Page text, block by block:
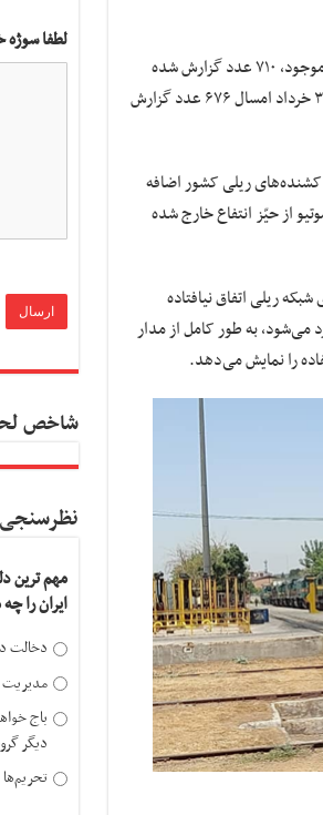
مطابق با آمار، در تاریخ ۳۱ خردادماه ۱۳۹۸، تعداد لوکوموتیوهای در حال بهره برداری موجود، ۷۱۰ عدد گزارش شده
بود. این در حالی است که آخرین آمار از کشنده‌های در حال استفاده ریلی در تاریخ ۳۱ خرداد امسال ۶۷۶ عدد گزارش
نیز به مجموعه کشنده‌های ریلی کشور اضافه
شده، طی دو سال گذشته، ۶۹ دستگاه لوکوموتیو از حیّز انتفاع خارج شده
ریلی اتفاق نیافتاده
۳ هزار میلیارد تومان برآورد می‌شود، به طور کامل از مدار
را نمایش می‌دهد.
لطفا سوژه
شاخص
نظرسنجی
مهم ترین
ایران را
دخالت
مدیریت
باج
دیگر